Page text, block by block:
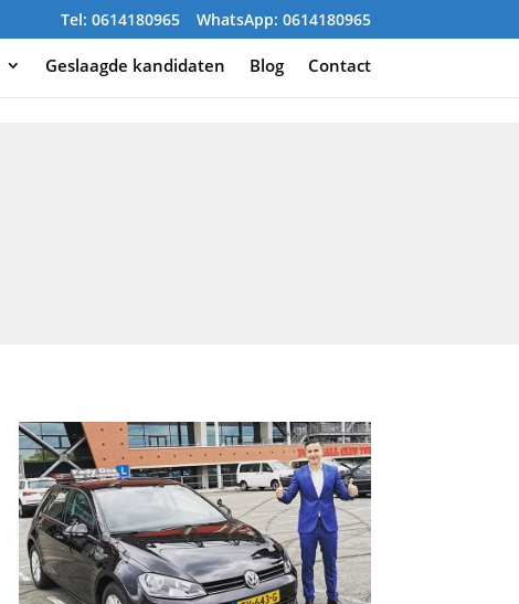
Tel: 0614180965 WhatsApp: 0614180965
Geslaagde kandidaten Blog Contact